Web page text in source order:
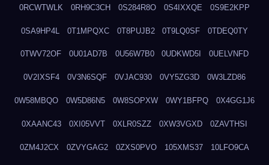
0RCWTWLK 0RH9C3CH 0S284R8O 0S4IXXQE 0S9E2KPP
0SA9HP4L 0T1MPQXC 0T8PUJB2 0T9LQ0SF 0TDEQ0TY
0TWV72OF 0U01AD7B 0U56W7B0 0UDKWD5I 0UELVNFD
0V2IXSF4 0V3N6SQF 0VJAC930 0VY5ZG3D 0W3LZD86
0W58MBQO 0W5D86N5 0W8SOPXW 0WY1BFPQ 0X4GG1J6
0XAANC43 0XI05VVT 0XLR0SZZ 0XW3VGXD 0ZAVTHSI
0ZM4J2CX 0ZVYGAG2 0ZXS0PVO 105XMS37 10LFO9CA